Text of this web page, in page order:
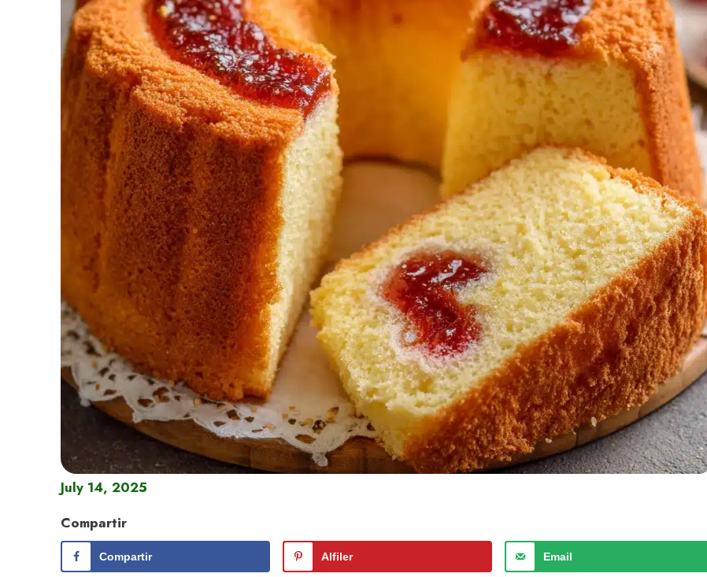
July 14, 2025
Compartir
Compartir Alfiler Email